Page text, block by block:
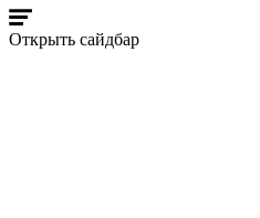
Открыть сайдбар